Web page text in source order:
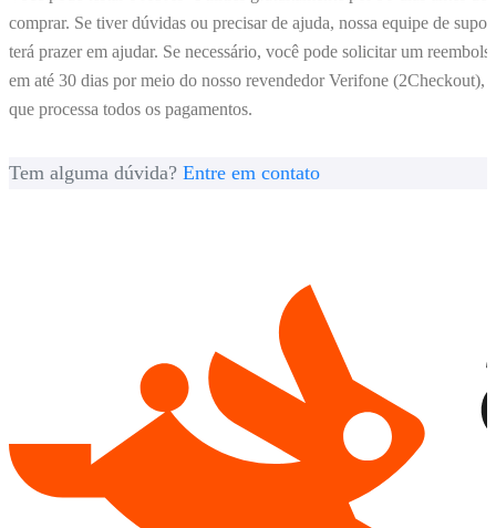
comprar. Se tiver dúvidas ou precisar de ajuda, nossa equipe de
terá prazer em ajudar. Se necessário, você pode solicitar um
em até 30 dias por meio do nosso revendedor Verifone (2Checkout),
que processa todos os pagamentos.
Tem alguma dúvida? Entre em contato